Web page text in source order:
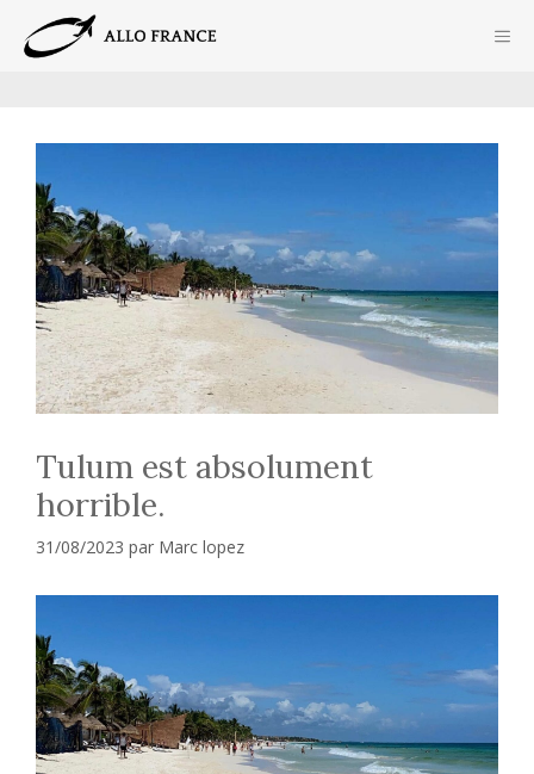
contenu
Tulum est absolument
horrible.
31/08/2023 par Marc lopez